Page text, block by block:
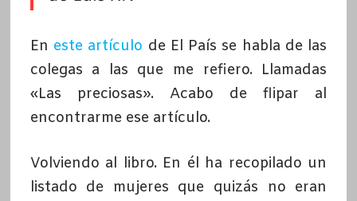
En este artículo de El País se habla de las
colegas a las que me refiero. Llamadas
«Las preciosas». Acabo de flipar al
encontrarme ese artículo.
Volviendo al libro. En él ha recopilado un
listado de mujeres que quizás no eran